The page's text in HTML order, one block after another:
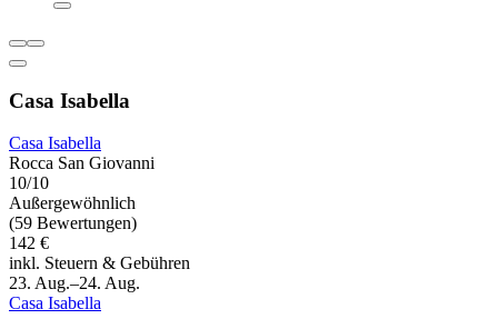
Casa Isabella
Casa Isabella
Rocca San Giovanni
10/10
Außergewöhnlich
(59 Bewertungen)
142 €
inkl. Steuern & Gebühren
23. Aug.–24. Aug.
Casa Isabella